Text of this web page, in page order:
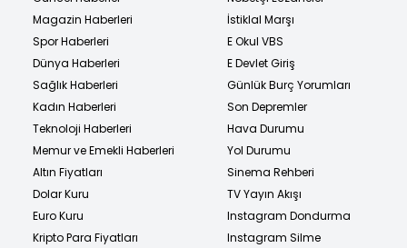
Magazin Haberleri
Spor Haberleri
Dünya Haberleri
Sağlık Haberleri
Kadın Haberleri
Teknoloji Haberleri
Memur ve Emekli Haberleri
Altın Fiyatları
Dolar Kuru
Euro Kuru
Kripto Para Fiyatları
İstiklal Marşı
E Okul VBS
E Devlet Giriş
Günlük Burç Yorumları
Son Depremler
Hava Durumu
Yol Durumu
Sinema Rehberi
TV Yayın Akışı
Instagram Dondurma
Instagram Silme